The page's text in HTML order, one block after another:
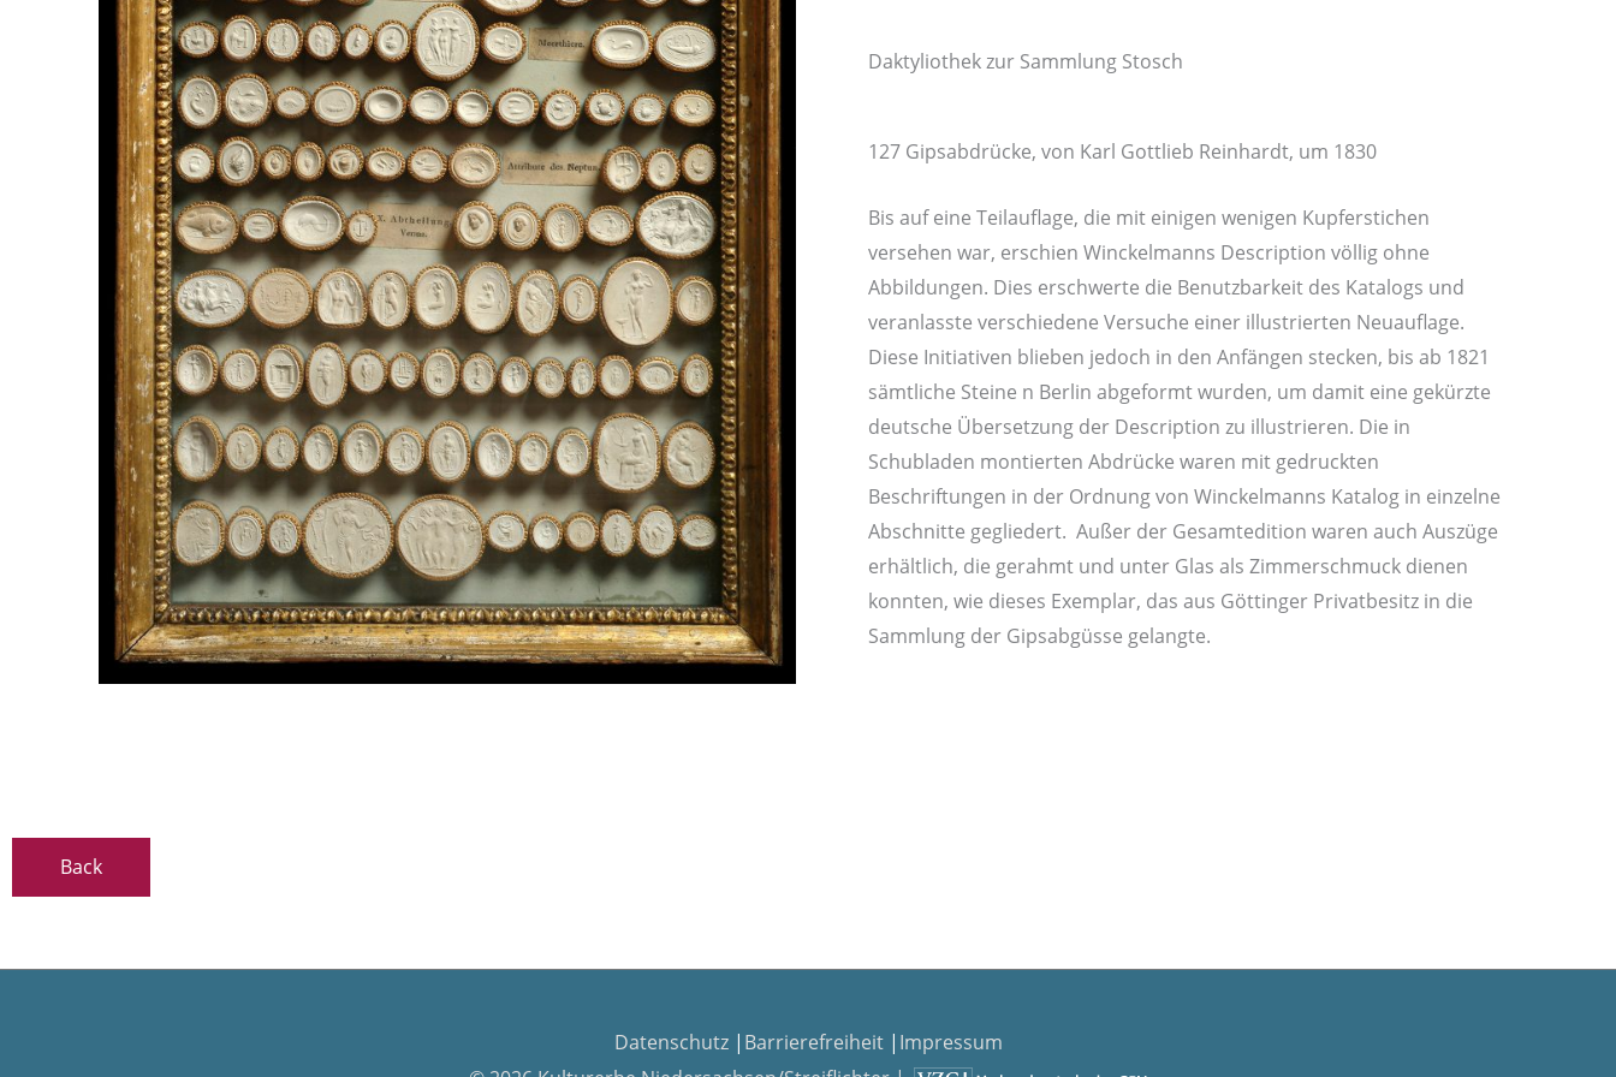
Daktyliothek zur Sammlung Stosch
127 Gipsabdrücke, von Karl Gottlieb Reinhardt, um 1830
Bis auf eine Teilauflage, die mit einigen wenigen Kupferstichen
versehen war, erschien Winckelmanns Description völlig ohne
Abbildungen. Dies erschwerte die Benutzbarkeit des Katalogs und
veranlasste verschiedene Versuche einer illustrierten Neuauflage.
Diese Initiativen blieben jedoch in den Anfängen stecken, bis ab 1821
sämtliche Steine n Berlin abgeformt wurden, um damit eine gekürzte
deutsche Übersetzung der Description zu illustrieren. Die in
Schubladen montierten Abdrücke waren mit gedruckten
Beschriftungen in der Ordnung von Winckelmanns Katalog in einzelne
Abschnitte gegliedert. Außer der Gesamtedition waren auch Auszüge
erhältlich, die gerahmt und unter Glas als Zimmerschmuck dienen
konnten, wie dieses Exemplar, das aus Göttinger Privatbesitz in die
Sammlung der Gipsabgüsse gelangte.
Datenschutz| Barrierefreiheit | Impressum